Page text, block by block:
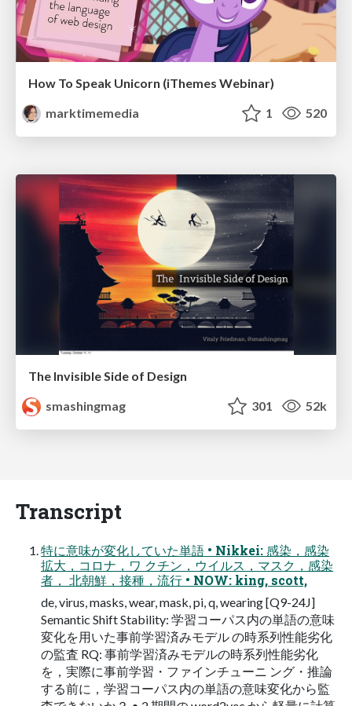
How To Speak Unicorn (iThemes Webinar)
marktimemedia
1 520
The Invisible Side of Design
smashingmag
301 52k
Transcript
特に意味が変化していた単語 • Nikkei: 感染，感染
拡大，コロナ，ワ クチン，ウイルス，マスク，感染
者， 北朝鮮，接種，流行 • NOW: king, scott,
de, virus, masks, wear, mask, pi, q, wearing [Q9-24J]
Semantic Shift Stability: 学習コーパス内の単語の意味
変化を用いた事前学習済みモデル の時系列性能劣化
の監査 RQ: 事前学習済みモデルの時系列性能劣化
を，実際に事前学習・ファインチューニ ング・推論
する前に，学習コーパス内の単語の意味変化から監